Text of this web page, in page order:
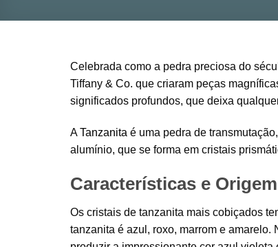
Celebrada como a pedra preciosa do
Tiffany & Co. que criaram peças
significados profundos, que deixa
ATanzanita é uma pedra de
alumínio, que se forma em cristais
Características e
Os cristais de tanzanita mais cobiçados
tanzanita é azul, roxo, marrom e amarelo.